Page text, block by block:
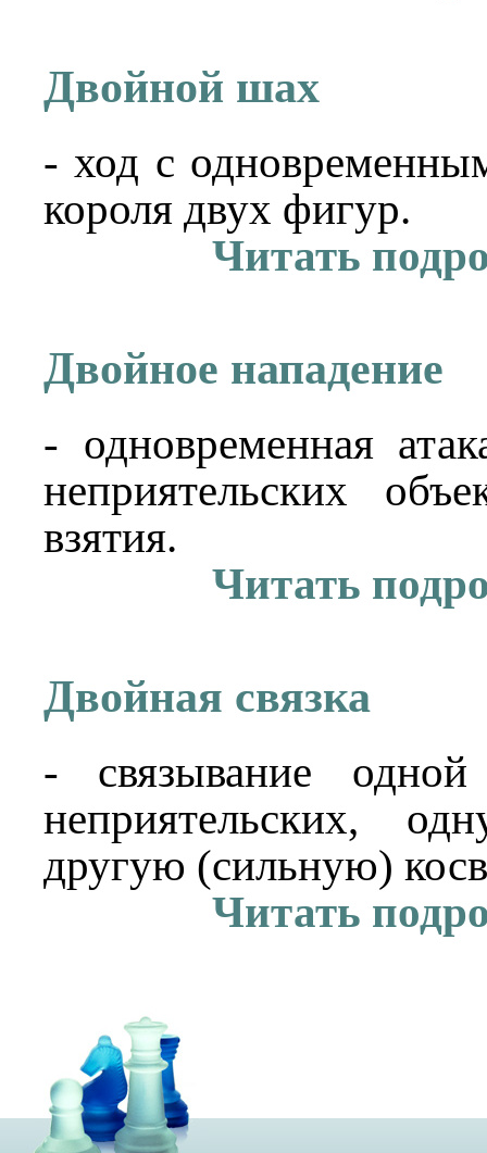
Двойной шах
- ход с
короля двух фигур.
Читать
Двойное нападение
- одновременная
неприятельских
взятия.
Читать
Двойная связка
- связывание
неприятельских,
другую (сильную)
Читать